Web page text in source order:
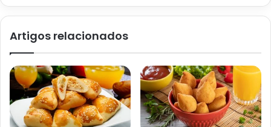
Modo de preparo para fazer
omelete de queijo e vegetais
Em uma tigela pequena, bata os ovos, o leite, o sal e a
pimenta.
Em uma frigideira antiaderente em fogo médio-alto,
adicione um pouco de azeite.
Artigos relacionados